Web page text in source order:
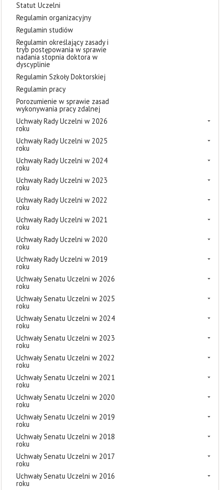
Statut Uczelni
Regulamin organizacyjny
Regulamin studiów
Regulamin określający zasady i
tryb postępowania w sprawie
nadania stopnia doktora w
dyscyplinie
Regulamin Szkoły Doktorskiej
Regulamin pracy
Porozumienie w sprawie zasad
wykonywania pracy zdalnej
Uchwały Rady Uczelni w 2026
roku
Uchwały Rady Uczelni w 2025
roku
Uchwały Rady Uczelni w 2024
roku
Uchwały Rady Uczelni w 2023
roku
Uchwały Rady Uczelni w 2022
roku
Uchwały Rady Uczelni w 2021
roku
Uchwały Rady Uczelni w 2020
roku
Uchwały Rady Uczelni w 2019
roku
Uchwały Senatu Uczelni w 2026
roku
Uchwały Senatu Uczelni w 2025
roku
Uchwały Senatu Uczelni w 2024
roku
Uchwały Senatu Uczelni w 2023
roku
Uchwały Senatu Uczelni w 2022
roku
Uchwały Senatu Uczelni w 2021
roku
Uchwały Senatu Uczelni w 2020
roku
Uchwały Senatu Uczelni w 2019
roku
Uchwały Senatu Uczelni w 2018
roku
Uchwały Senatu Uczelni w 2017
roku
Uchwały Senatu Uczelni w 2016
roku